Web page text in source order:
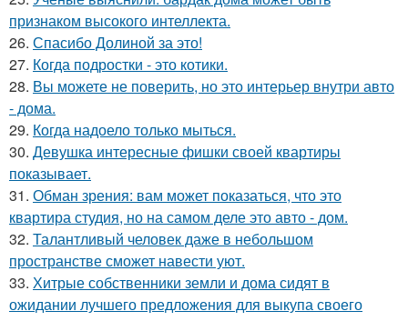
признаком высокого интеллекта.
26. Спасибо Долиной за это!
27. Когда подростки - это котики.
28. Вы можете не поверить, но это интерьер внутри авто
- дома.
29. Когда надоело только мыться.
30. Девушка интересные фишки своей квартиры
показывает.
31. Обман зрения: вам может показаться, что это
квартира студия, но на самом деле это авто - дом.
32. Талантливый человек даже в небольшом
пространстве сможет навести уют.
33. Хитрые собственники земли и дома сидят в
ожидании лучшего предложения для выкупа своего